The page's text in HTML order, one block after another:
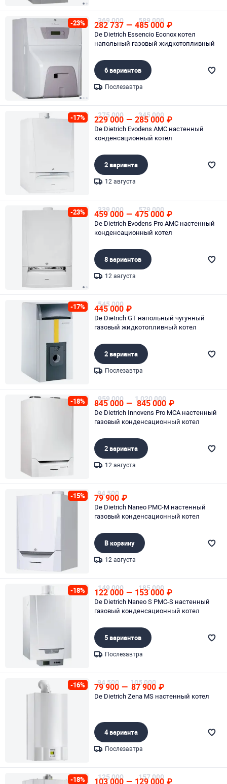
-23% 369 000
282 737 — 589 000
485 000 ₽
De Dietrich Essencio Econox котел
напольный газовый жидкотопливный
6 вариантов
Послезавтра
-17% 275 000
229 000 — 345 000
285 000 ₽
De Dietrich Evodens AMC настенный
конденсационный котел
2 варианта
12 августа
-23% 339 000
459 000 — 579 000
475 000 ₽
De Dietrich Evodens Pro AMC настенный
конденсационный котел
8 вариантов
12 августа
-17% 545 000
445 000 ₽
De Dietrich GT напольный чугунный
газовый жидкотопливный котел
2 варианта
Послезавтра
-18% 959 000
845 000 — 1 020 000
845 000 ₽
De Dietrich Innovens Pro MCA настенный
газовый конденсационный котел
2 варианта
12 августа
-15% 94 500
79 900 ₽
De Dietrich Naneo PMC-M настенный
газовый конденсационный котел
В корзину
12 августа
-18% 149 000
122 000 — 185 000
153 000 ₽
De Dietrich Naneo S PMC-S настенный
газовый конденсационный котел
5 вариантов
Послезавтра
-16% 94 500
79 900 — 105 000
87 900 ₽
De Dietrich Zena MS настенный котел
4 варианта
Послезавтра
-18% 125 000
103 000 — 157 000
129 000 ₽